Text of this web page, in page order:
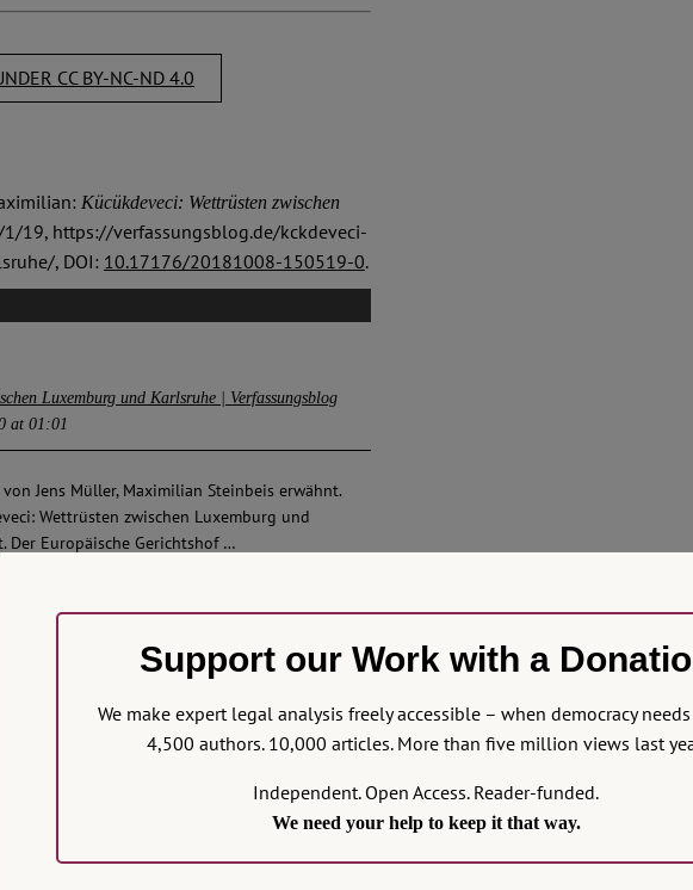
CC BY-NC-ND 4.0
Kücükdeveci: Wettrüsten zwischen
19, https://verfassungsblog.de/kckdeveci-
, DOI: 10.17176/20181008-150519-0.
Luxemburg und Karlsruhe | Verfassungsblog
at 01:01
Jens Müller, Maximilian Steinbeis erwähnt.
Wettrüsten zwischen Luxemburg und
Der Europäische Gerichtshof …
Chef – warum wohl? | Verfassungsblog
nennt er beim Namen, aber schiebt
Support our Work with a
We make expert legal analysis freely accessible – when democracy
4,500 authors. 10,000 articles. More than five million views last
Independent. Open Access. Reader-funded.
We need your help to keep it that way.